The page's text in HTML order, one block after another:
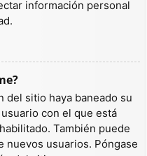
información personal
del sitio haya baneado su
con el que está
También puede
nuevos usuarios. Póngase